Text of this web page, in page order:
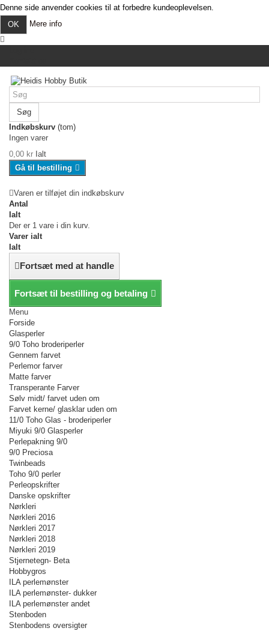
Denne side anvender cookies til at forbedre kundeoplevelsen.
OK
Mere info
Søg
Indkøbskurv (tom)
Ingen varer
0,00 kr Ialt
Gå til bestilling
Varen er tilføjet din indkøbskurv
Antal
Ialt
Der er 1 vare i din kurv.
Varer ialt
Ialt
Fortsæt med at handle
Fortsæt til bestilling og betaling
Menu
Forside
Glasperler
9/0 Toho broderiperler
Gennem farvet
Perlemor farver
Matte farver
Transperante Farver
Sølv midt/ farvet uden om
Farvet kerne/ glasklar uden om
11/0 Toho Glas - broderiperler
Miyuki 9/0 Glasperler
Perlepakning 9/0
9/0 Preciosa
Twinbeads
Toho 9/0 perler
Perleopskrifter
Danske opskrifter
Nørkleri
Nørkleri 2016
Nørkleri 2017
Nørkleri 2018
Nørkleri 2019
Stjernetegn- Beta
Hobbygros
ILA perlemønster
ILA perlemønster- dukker
ILA perlemønster andet
Stenboden
Stenbodens oversigter